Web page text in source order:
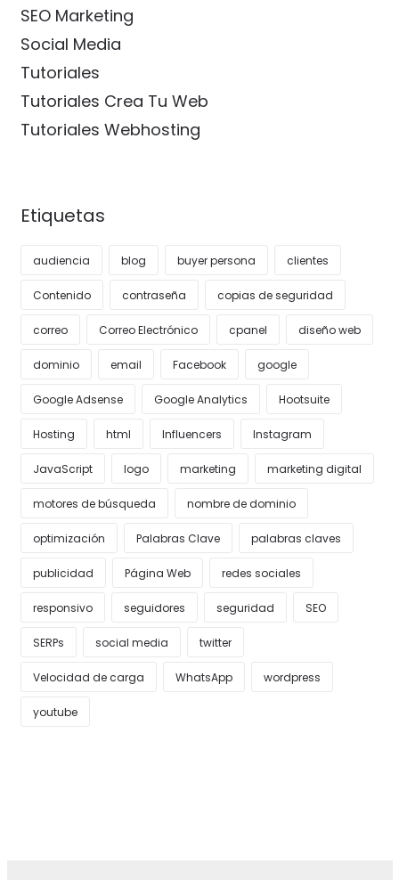
SEO Marketing
Social Media
Tutoriales
Tutoriales Crea Tu Web
Tutoriales Webhosting
Etiquetas
audiencia blog buyer persona clientes
Contenido contraseña copias de seguridad
correo Correo Electrónico cpanel diseño web
dominio email Facebook google
Google Adsense Google Analytics Hootsuite
Hosting html Influencers Instagram
JavaScript logo marketing marketing digital
motores de búsqueda nombre de dominio
optimización Palabras Clave palabras claves
publicidad Página Web redes sociales
responsivo seguidores seguridad SEO
SERPs social media twitter
Velocidad de carga WhatsApp wordpress
youtube